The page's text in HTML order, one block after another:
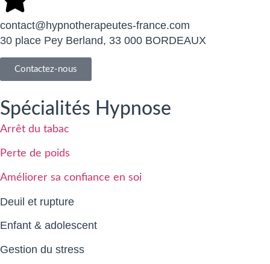
contact@hypnotherapeutes-france.com
30 place Pey Berland, 33 000 BORDEAUX
Contactez-nous
Spécialités Hypnose
Arrêt du tabac
Perte de poids
Améliorer sa confiance en soi
Deuil et rupture
Enfant & adolescent
Gestion du stress